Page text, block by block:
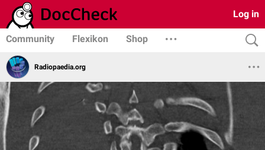
Log in
Community Flexikon Shop
Radiopaedia.org